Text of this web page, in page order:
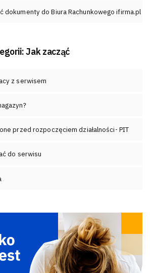
dokumenty do Biura Rachunkowego ifirma.pl
Jak zacząć
z serwisem
przed rozpoczęciem działalności- PIT
do serwisu